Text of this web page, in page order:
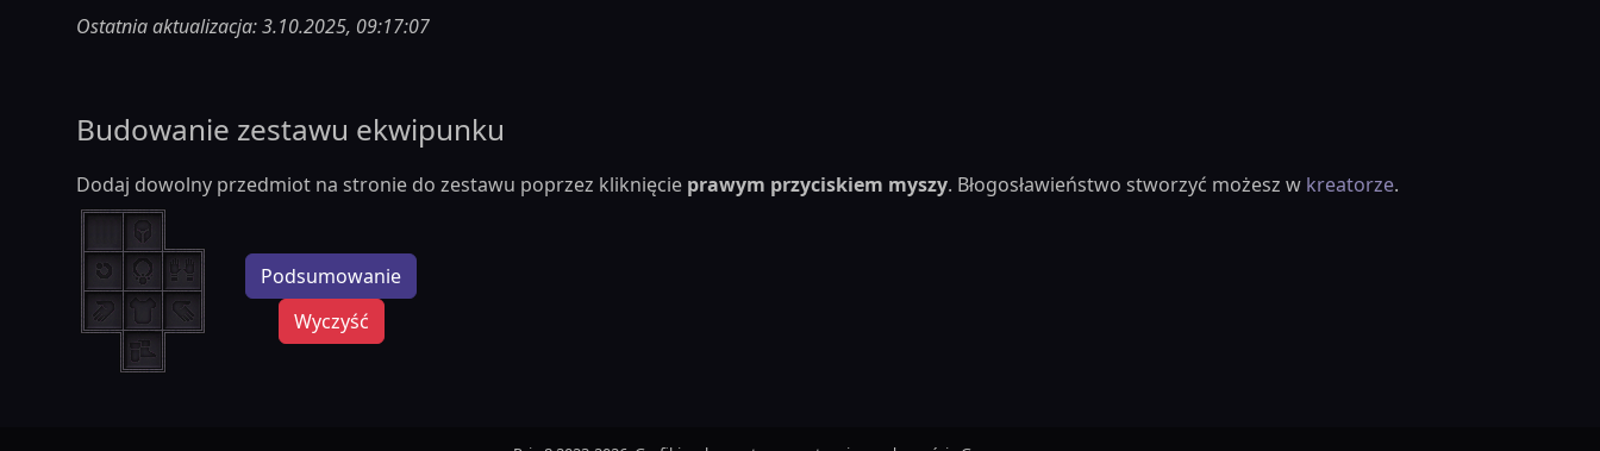
Ostatnia aktualizacja: 3.10.2025, 09:17:07
Budowanie zestawu ekwipunku
Dodaj dowolny przedmiot na stronie do zestawu poprzez kliknięcie prawym przyciskiem myszy. Błogosławieństwo stworzyć możesz w kreatorze.
Podsumowanie
Wyczyść